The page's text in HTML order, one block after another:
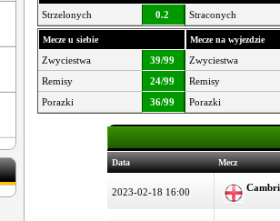
Strzelonych 0.2 Straconych
Mecze u siebie Mecze na wyjezdzie
Zwyciestwa 39/99
Zwyciestwa
Remisy
24/99
Remisy
Porazki
36/99 Porazki
Data Mecz
2023-02-18 16:00